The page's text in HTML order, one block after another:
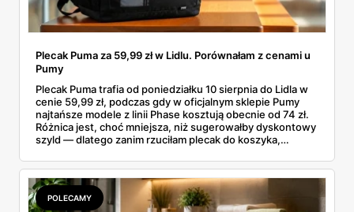
Plecak Puma za 59,99 zł w Lidlu. Porównałam z cenami u
Pumy
Plecak Puma trafia od poniedziałku 10 sierpnia do Lidla w
cenie 59,99 zł, podczas gdy w oficjalnym sklepie Pumy
najtańsze modele z linii Phase kosztują obecnie od 74 zł.
Różnica jest, choć mniejsza, niż sugerowałby dyskontowy
szyld — dlatego zanim rzuciłam plecak do koszyka,
rozpiska: co dokładnie sprzedaje Lidl, ile kosztują
odpowiedniki u producenta i komu ten zakup naprawdę
się opłaci.
POLECAMY